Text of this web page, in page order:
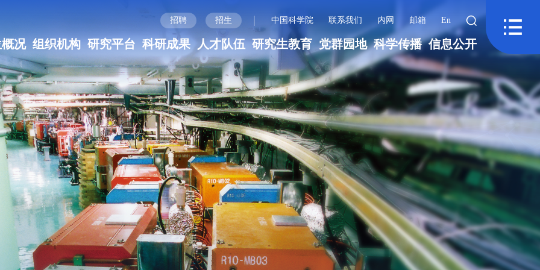
招聘 招生 | 中国科学院 联系我们 内网 邮箱 En
况 组织机构 研究平台 科研成果 人才队伍 研究生教育 党群园地 科学传播 信息公开